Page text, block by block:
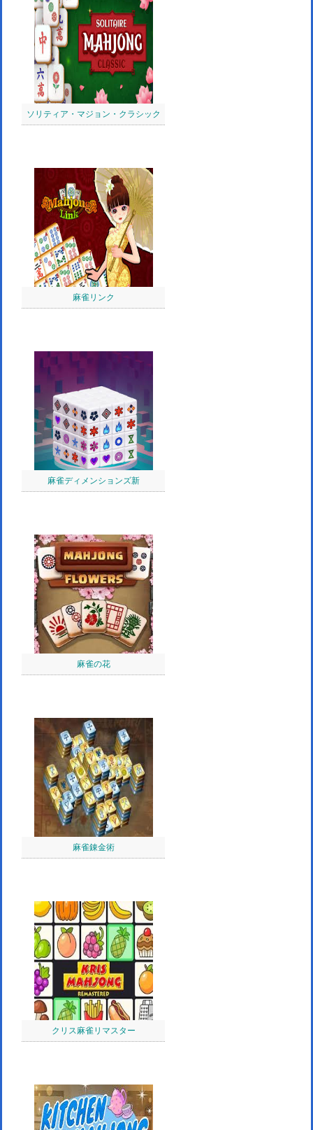
ソリティア・マジョン・クラシック
麻雀リンク
麻雀ディメンションズ新
麻雀の花
麻雀錬金術
クリス麻雀リマスター